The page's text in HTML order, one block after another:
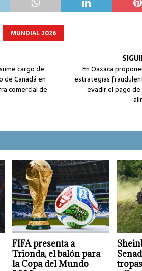
MUNDIAL 2026
cargo de
de Canadá en
comercial de
En Oaxaca
estrategias
evadir el pago de
FIFA presenta a
Trionda, el balón para
la Copa del Mundo